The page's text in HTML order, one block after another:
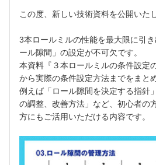
この度、新しい技術資料を公開いた
3本ロールミルの性能を最大限に引
ール隙間」の設定が不可欠です。
本資料『３本ロールミルの条件設定
から実際の条件設定方法までをまと
例えば「ロール隙間を決定する指針
の調整、改善方法」など、初心者の
方にもご活用いただける内容です。